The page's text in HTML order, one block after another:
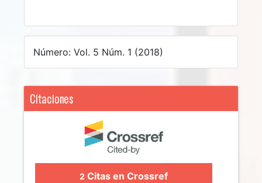
Número: Vol. 5 Núm. 1 (2018)
Citaciones
2 Citas en Crossref